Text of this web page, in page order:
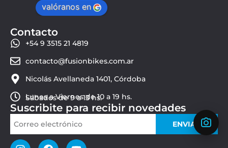
valóranos en
Contacto
+54 9 3515 21 4819
contacto@fusionbikes.com.ar
Nicolás Avellaneda 1401, Córdoba
Lunes a Viernes de 10 a 19 hs.
Sábados de 9 a 13 hs.
Suscribite para recibir novedades
ENVIAR